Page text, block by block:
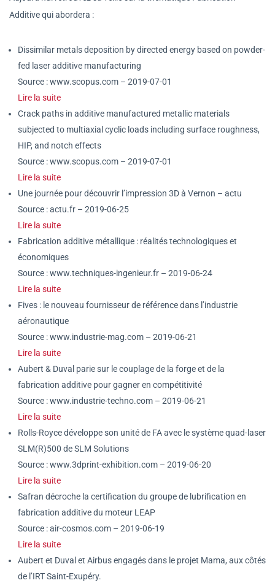
Additive qui abordera :
Dissimilar metals deposition by directed energy based on powder-
fed laser additive manufacturing
Source : www.scopus.com – 2019-07-01
Lire la suite
Crack paths in additive manufactured metallic materials
subjected to multiaxial cyclic loads including surface roughness,
HIP, and notch effects
Source : www.scopus.com – 2019-07-01
Lire la suite
Une journée pour découvrir l’impression 3D à Vernon – actu
Source : actu.fr – 2019-06-25
Lire la suite
Fabrication additive métallique : réalités technologiques et
économiques
Source : www.techniques-ingenieur.fr – 2019-06-24
Lire la suite
Fives : le nouveau fournisseur de référence dans l’industrie
aéronautique
Source : www.industrie-mag.com – 2019-06-21
Lire la suite
Aubert & Duval parie sur le couplage de la forge et de la
fabrication additive pour gagner en compétitivité
Source : www.industrie-techno.com – 2019-06-21
Lire la suite
Rolls-Royce développe son unité de FA avec le système quad-laser
SLM(R)500 de SLM Solutions
Source : www.3dprint-exhibition.com – 2019-06-20
Lire la suite
Safran décroche la certification du groupe de lubrification en
fabrication additive du moteur LEAP
Source : air-cosmos.com – 2019-06-19
Lire la suite
Aubert et Duval et Airbus engagés dans le projet Mama, aux côtés
de l’IRT Saint-Exupéry.